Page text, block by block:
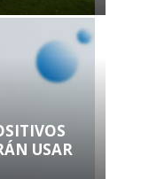
USAR